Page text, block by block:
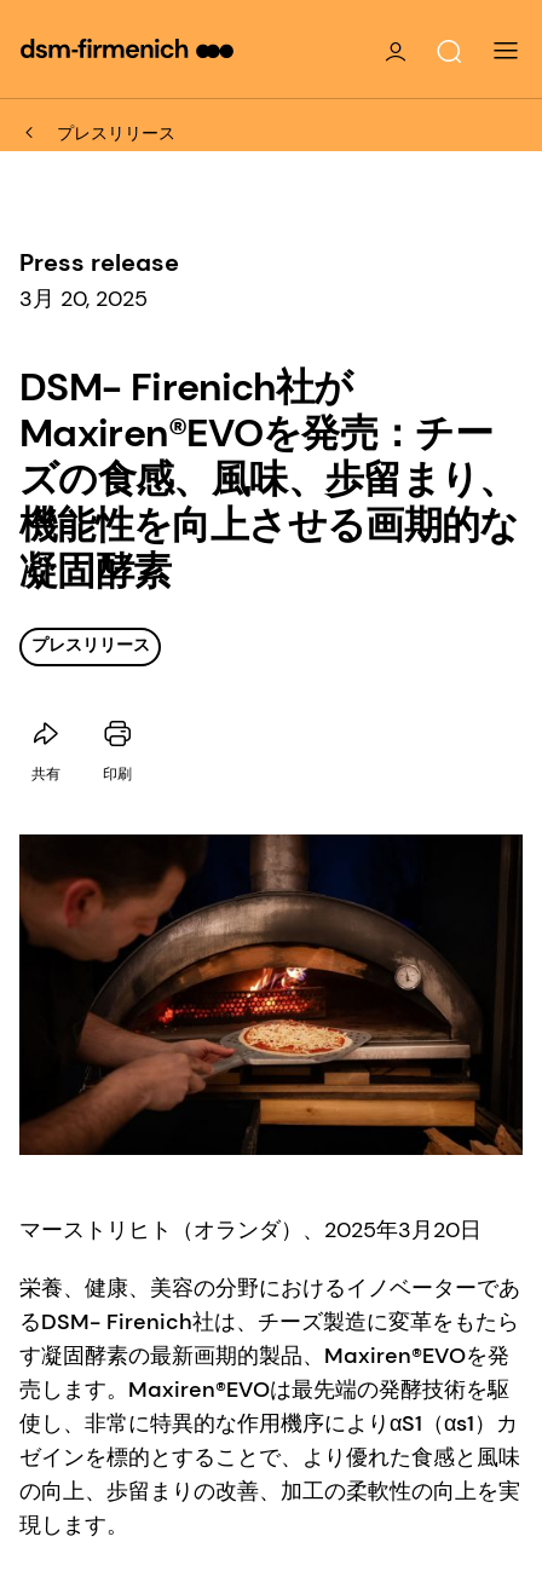
プレスリリース
Press release
3月 20, 2025
DSM- Firenich社が
Maxiren®EVOを発売：チー
ズの食感、風味、歩留まり、
機能性を向上させる画期的な
凝固酵素
プレスリリース
共有 印刷
マーストリヒト（オランダ）、2025年3月20日
栄養、健康、美容の分野におけるイノベーターであ
るDSM- Firenich社は、チーズ製造に変革をもたら
す凝固酵素の最新画期的製品、Maxiren®EVOを発
売します。Maxiren®EVOは最先端の発酵技術を駆
使し、非常に特異的な作用機序によりαS1（αs1）カ
ゼインを標的とすることで、より優れた食感と風味
の向上、歩留まりの改善、加工の柔軟性の向上を実
現します。